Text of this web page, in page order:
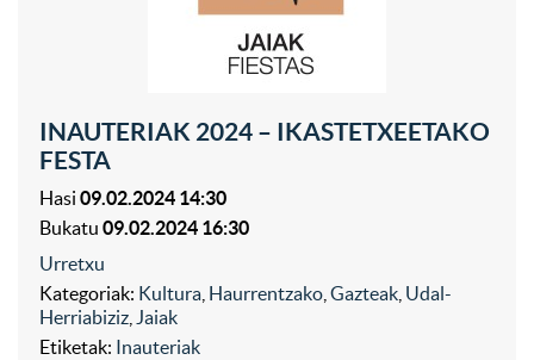
INAUTERIAK 2024 – IKASTETXEETAKO
FESTA
Hasi 09.02.2024 14:30
Bukatu 09.02.2024 16:30
Urretxu
Kategoriak: Kultura Haurrentzako Gazteak Udal-
Herriabiziz Jaiak
Etiketak: Inauteriak